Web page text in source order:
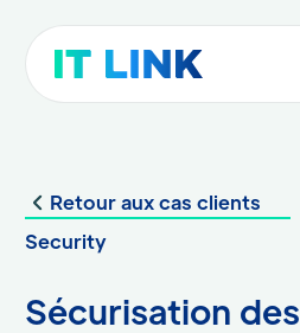
Retour aux cas clients
Security
Sécurisation des